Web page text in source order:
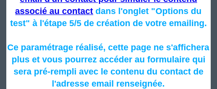
associé au contact dans l'onglet "Options du
test" à l'étape 5/5 de création de votre emailing.
Ce paramétrage réalisé, cette page ne s'affichera
plus et vous pourrez accéder au formulaire qui
sera pré-rempli avec le contenu du contact de
l'adresse email renseignée.